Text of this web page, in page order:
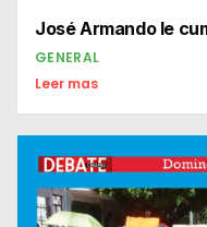
José Armando le
GENERAL
Leer mas